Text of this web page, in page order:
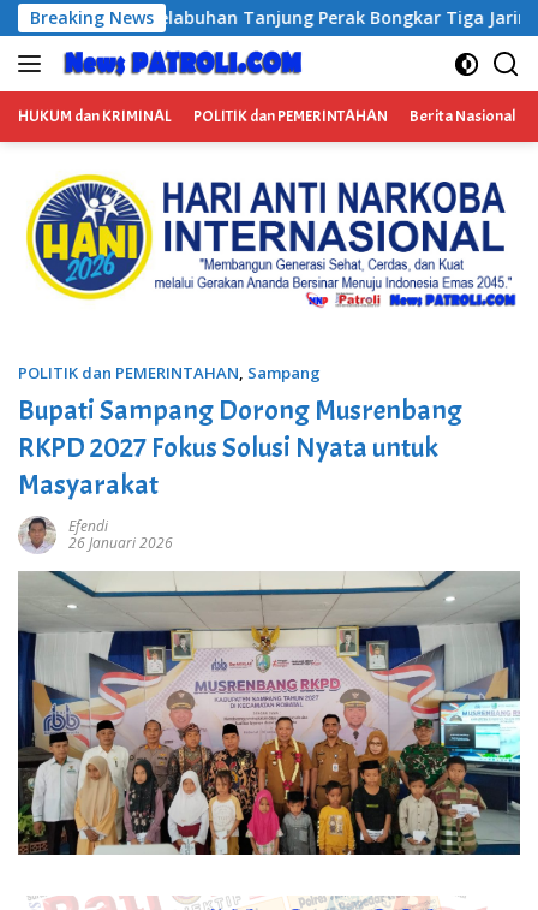
Langsung
ke
konten
Breaking News
Bongkar Tiga Jaringan Narkoba, Empat Tersangka
HUKUM dan KRIMINAL POLITIK dan PEMERINTAHAN Berita Nasional
POLITIK dan PEMERINTAHAN, Sampang
Bupati Sampang Dorong Musrenbang
RKPD 2027 Fokus Solusi Nyata untuk
Masyarakat
Efendi
26 Januari 2026